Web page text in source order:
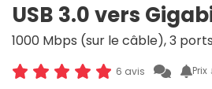
USB 3.0 vers
1000 Mbps (sur le câble), 3 ports
6 avis Prix